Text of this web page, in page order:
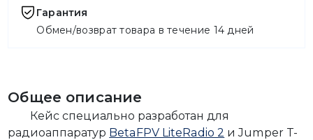
Гарантия
Обмен/возврат товара в течение 14 дней
Общее описание
Кейс специально разработан для
радиоаппаратур BetaFPV LiteRadio 2 и Jumper T-